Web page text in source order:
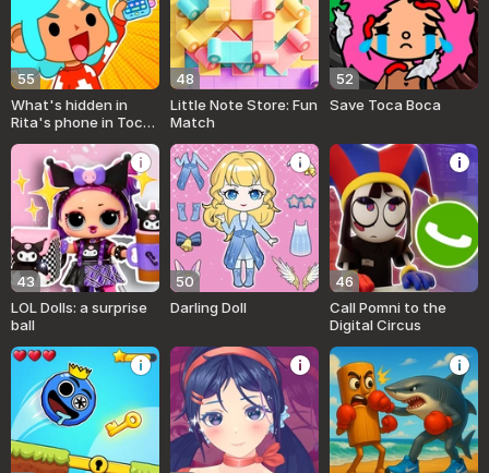
55
What's hidden in
Rita's phone in Toca
and Buca!
48
Little Note Store: Fun
Match
52
Save Toca Boca
43
LOL Dolls: a surprise
ball
50
Darling Doll
46
Call Pomni to the
Digital Circus